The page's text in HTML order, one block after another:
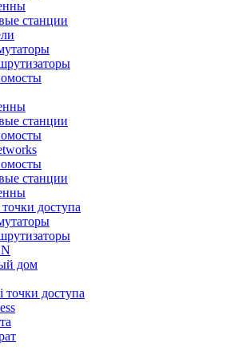
станции
станции
станции
доступа
дом
точки доступа